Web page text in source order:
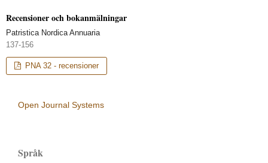
Recensioner och bokanmälningar
Patristica Nordica Annuaria
137-156
PNA 32 - recensioner
Open Journal Systems
Språk